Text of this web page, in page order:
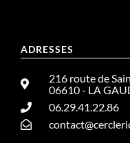
ADRESSES
216 route de
06610 - LA
06.29.41.22.86